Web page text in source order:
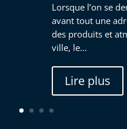
Lorsque l’on se
avant tout une
des produits et
ville, le...
Lire plus